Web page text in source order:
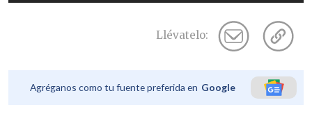
Llévatelo:
Agréganos como tu fuente preferida en Google